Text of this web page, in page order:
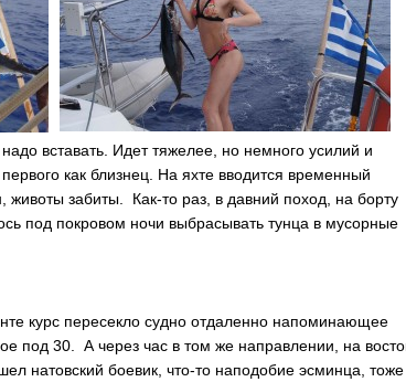
вставать. Идет тяжелее, но немного усилий и
как близнец. На яхте вводится временный
животы забиты. Как-то раз, в давний поход, на борту
под покровом ночи выбрасывать тунца в мусорные
курс пересекло судно отдаленно напоминающее
под 30. А через час в том же направлении, на
натовский боевик, что-то наподобие эсминца, тоже